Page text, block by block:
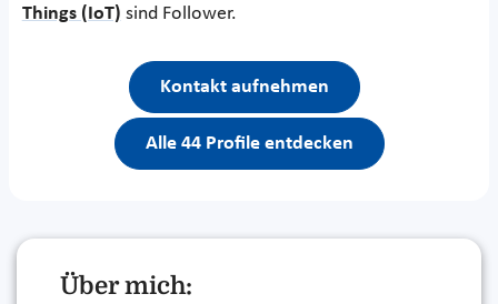
Things (IoT) sind Follower.
Kontakt aufnehmen
Alle 44 Profile entdecken
Über mich: